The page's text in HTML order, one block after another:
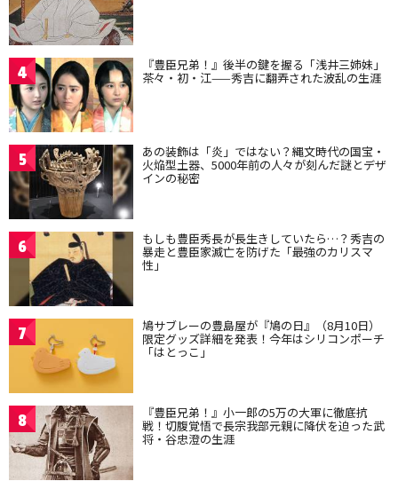
4 『豊臣兄弟！』後半の鍵を握る「浅井三姉妹」
茶々・初・江——秀吉に翻弄された波乱の生涯
5 あの装飾は「炎」ではない？縄文時代の国宝・
火焔型土器、5000年前の人々が刻んだ謎とデザ
インの秘密
6 もしも豊臣秀長が長生きしていたら…？秀吉の
暴走と豊臣家滅亡を防げた「最強のカリスマ
性」
7 鳩サブレーの豊島屋が『鳩の日』（8月10日）
限定グッズ詳細を発表！今年はシリコンポーチ
「はとっこ」
8 『豊臣兄弟！』小一郎の5万の大軍に徹底抗
戦！切腹覚悟で長宗我部元親に降伏を迫った武
将・谷忠澄の生涯